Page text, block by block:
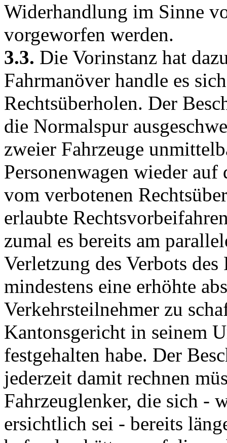
Widerhandlung im Sinne
vorgeworfen werden.
3.3. Die Vorinstanz hat
Fahrmanöver handle es
Rechtsüberholen. Der
die Normalspur
zweier Fahrzeuge
Personenwagen wieder
vom verbotenen
erlaubte
zumal es bereits am
Verletzung des Verbots
mindestens eine erhöhte
Verkehrsteilnehmer zu
Kantonsgericht in seinem
festgehalten habe. Der
jederzeit damit rechnen
Fahrzeuglenker, die sich -
ersichtlich sei - bereits